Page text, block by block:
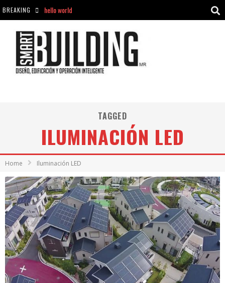
BREAKING hello world
hello world
TAGGED
ILUMINACIÓN LED
Home Iluminación LED